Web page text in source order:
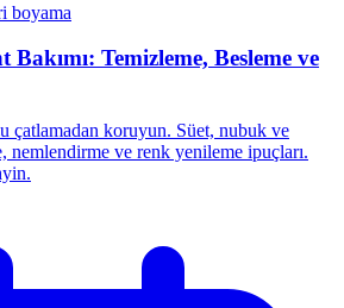
boyama
Temizleme, Besleme ve
çatlamadan koruyun. Süet, nubuk ve
nemlendirme ve renk yenileme ipuçları.